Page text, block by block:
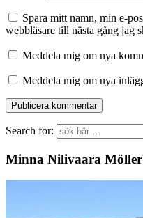
Spara mitt namn, min e-
webbläsare till nästa gång jag
Meddela mig om nya
Meddela mig om nya
Search for:
Minna Nilivaara Möller